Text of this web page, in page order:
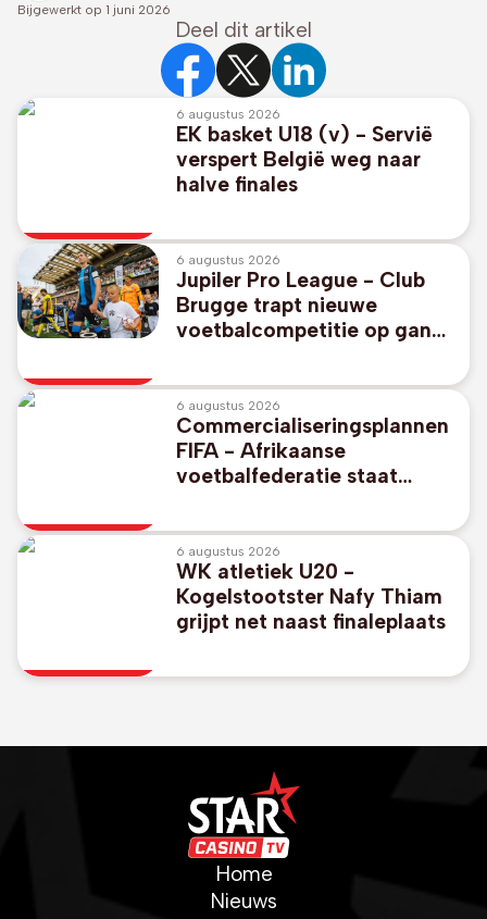
Bijgewerkt op 1 juni 2026
Deel dit artikel
6 augustus 2026
EK basket U18 (v) - Servië
verspert België weg naar
halve finales
6 augustus 2026
Jupiler Pro League - Club
Brugge trapt nieuwe
voetbalcompetitie op gang
Kortrijk
6 augustus 2026
Commercialiseringsplannen
FIFA - Afrikaanse
voetbalfederatie staat
voorzitter Gianni Infantino
6 augustus 2026
WK atletiek U20 -
Kogelstootster Nafy Thiam
grijpt net naast finaleplaats
Home
Nieuws